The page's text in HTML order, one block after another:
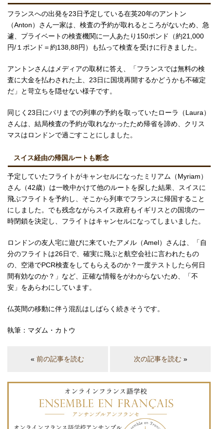
フランスへの出発を23日予定している在英20年のアントン
（Anton）さん一家は、検査の予約が取れるところがないため、急
遽、プライベートの検査機関に一人あたり150ポンド（約21,000
円/１ポンド＝約138,88円）も払って検査を受けに行きました。
アントンさんはメディアの取材に答え、「フランスでは無料の検
査に大金を払わされた上、23日に国境再開するかどうかも不確定
だ」と苛立ちを隠せない様子です。
同じく23日にパリまでの列車の予約を取っていたローラ（Laura）
さんは、結局検査の予約が取れなかったため帰省を諦め、クリス
マスはロンドンで過ごすことにしました。
スイス経由の帰国ルートも断念
予定していたフライトがキャンセルになったミリアム（Myriam）
さん（42歳）は一晩中かけて他のルートを探した結果、スイスに
飛ぶフライトを予約し、そこから列車でフランスに帰国すること
にしました。でも残念ながらスイス政府もイギリスとの国境の一
時閉鎖を決定し、フライトはキャンセルになってしまいました。
ロンドンの友人宅に遊びに来ていたアメル（Amel）さんは、「自
分のフライトは26日で、確実に飛ぶと航空会社に言われたもの
の、空港でPCR検査をしてもらえるのか？一度テストしたら何日
間有効なのか？」など、正確な情報をがわからないため、「不
安」をあらわにしています。
仏英間の移動に伴う混乱はしばらく続きそうです。
執筆：マダム・カトウ
«前の記事を読む 次の記事を読む»